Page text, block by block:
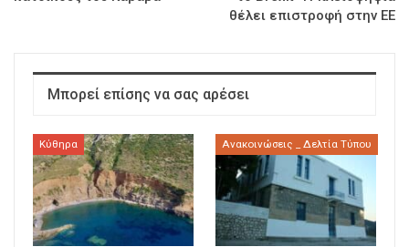
θέλει επιστροφή στην ΕΕ
Μπορεί επίσης να σας αρέσει
Κύθηρα Ανακοινώσεις _ Δελτία Τύπου